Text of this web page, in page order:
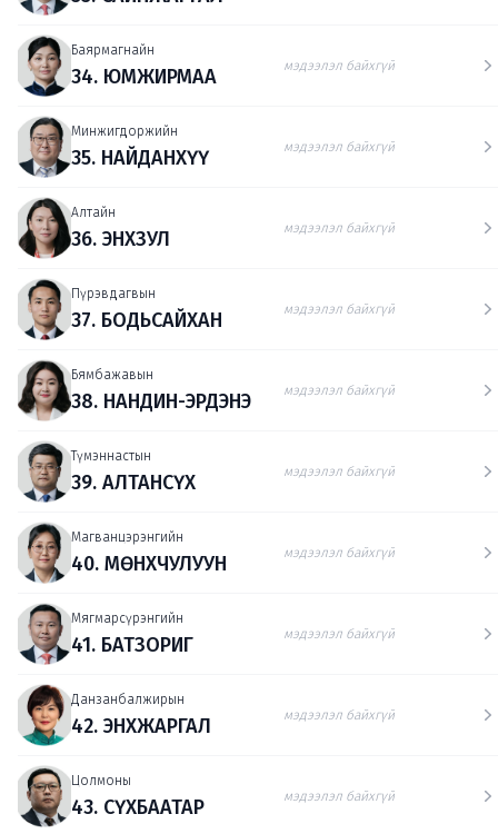
Баярмагнайн
34. ЮМЖИРМАА мэдээлэл байхгүй
Минжигдоржийн
35. НАЙДАНХҮҮ мэдээлэл байхгүй
Алтайн
36. ЭНХЗУЛ мэдээлэл байхгүй
Пүрэвдагвын
37. БОДЬСАЙХАН мэдээлэл байхгүй
Бямбажавын
38. НАНДИН-ЭРДЭНЭ мэдээлэл байхгүй
Түмэннастын
39. АЛТАНСҮХ мэдээлэл байхгүй
Магванцэрэнгийн
40. МӨНХЧУЛУУН мэдээлэл байхгүй
Мягмарсүрэнгийн
41. БАТЗОРИГ мэдээлэл байхгүй
Данзанбалжирын
42. ЭНХЖАРГАЛ мэдээлэл байхгүй
Цолмоны
43. СҮХБААТАР мэдээлэл байхгүй